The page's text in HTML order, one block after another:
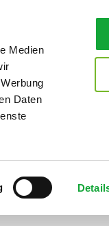
Medien
Daten